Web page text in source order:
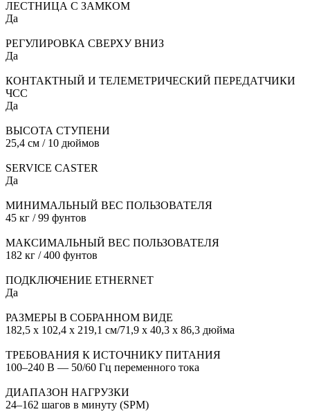
ЛЕСТНИЦА С ЗАМКОМ
Да
РЕГУЛИРОВКА СВЕРХУ ВНИЗ
Да
КОНТАКТНЫЙ И ТЕЛЕМЕТРИЧЕСКИЙ ПЕРЕДАТЧИКИ
ЧСС
Да
ВЫСОТА СТУПЕНИ
25,4 см / 10 дюймов
SERVICE CASTER
Да
МИНИМАЛЬНЫЙ ВЕС ПОЛЬЗОВАТЕЛЯ
45 кг / 99 фунтов
МАКСИМАЛЬНЫЙ ВЕС ПОЛЬЗОВАТЕЛЯ
182 кг / 400 фунтов
ПОДКЛЮЧЕНИЕ ETHERNET
Да
РАЗМЕРЫ В СОБРАННОМ ВИДЕ
182,5 x 102,4 x 219,1 см/71,9 x 40,3 x 86,3 дюйма
ТРЕБОВАНИЯ К ИСТОЧНИКУ ПИТАНИЯ
100–240 В — 50/60 Гц переменного тока
ДИАПАЗОН НАГРУЗКИ
24–162 шагов в минуту (SPM)